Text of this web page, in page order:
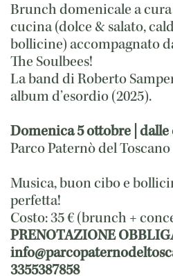
Brunch domenicale a cura
cucina (dolce & salato,
bollicine) accompagnato
The Soulbees!
La band di Roberto
album d’esordio (2025).
Domenica 5 ottobre | dalle
Parco Paternò del Toscano
Musica, buon cibo e
perfetta!
Costo: 35 € (brunch +
PRENOTAZIONE
3355387858